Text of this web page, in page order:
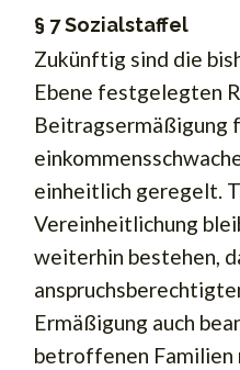
§ 7 Sozialstaffel
Zukünftig sind die
Ebene festgelegten
Beitragsermäßigung
einheitlich geregelt.
Vereinheitlichung
weiterhin bestehen,
Ermäßigung auch
betroffenen Familien